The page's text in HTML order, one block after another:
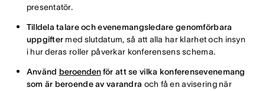
presentatör.
Tilldela talare och evenemangsledare genomförbara
uppgiftermed slutdatum, så att alla har klarhet och insyn
i hur deras roller påverkar konferensens schema.
Använd beroendenför att se vilka konferensevenemang
som är beroende av varandra och få en avisering när